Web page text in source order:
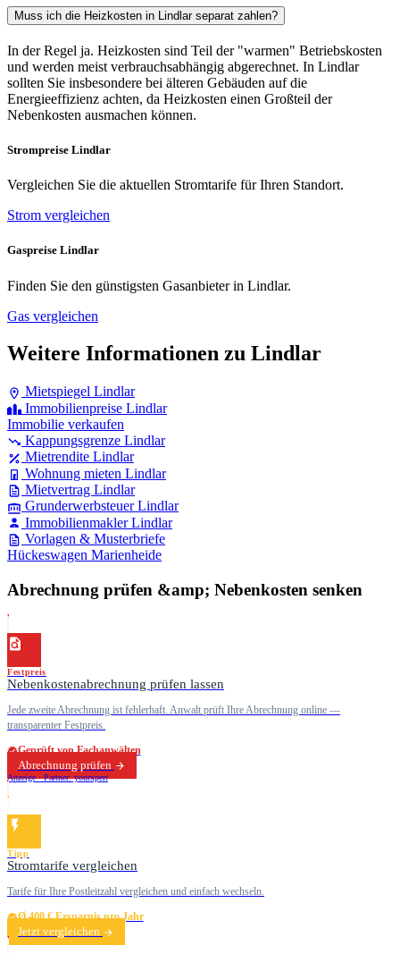
Muss ich die Heizkosten in Lindlar separat zahlen?
In der Regel ja. Heizkosten sind Teil der "warmen" Betriebskosten
und werden meist verbrauchsabhängig abgerechnet. In Lindlar
sollten Sie insbesondere bei älteren Gebäuden auf die
Energieeffizienz achten, da Heizkosten einen Großteil der
Nebenkosten ausmachen können.
Strompreise Lindlar
Vergleichen Sie die aktuellen Stromtarife für Ihren Standort.
Strom vergleichen
Gaspreise Lindlar
Finden Sie den günstigsten Gasanbieter in Lindlar.
Gas vergleichen
Weitere Informationen zu Lindlar
Mietspiegel Lindlar
Immobilienpreise Lindlar
Immobilie verkaufen
Kappungsgrenze Lindlar
Mietrendite Lindlar
Wohnung mieten Lindlar
Mietvertrag Lindlar
Grunderwerbsteuer Lindlar
Immobilienmakler Lindlar
Vorlagen & Musterbriefe
Hückeswagen Marienheide
Abrechnung prüfen &amp; Nebenkosten senken
Festpreis
Nebenkostenabrechnung prüfen lassen
Jede zweite Abrechnung ist fehlerhaft. Anwalt prüft Ihre Abrechnung online —
transparenter Festpreis.
Geprüft von Fachanwälten
Abrechnung prüfen
Anzeige · Partner: yourxpert
Tipp
Stromtarife vergleichen
Tarife für Ihre Postleitzahl vergleichen und einfach wechseln.
Ø 400 € Ersparnis pro Jahr
Jetzt vergleichen